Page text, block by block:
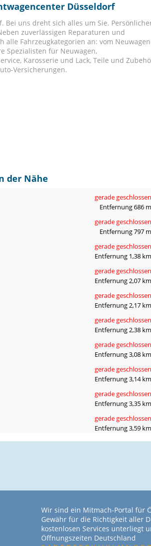
Düsseldorf
Bei uns dreht sich alles um Sie.
zuverlässigen Reparaturen und
Fahrzeugkategorien an: vom Neuwagen
Spezialisten für Neuwagen,
Karosserie und Lack, Teile und
Versicherungen.
der Nähe
gerade geschlossen
Entfernung 686 m
gerade geschlossen
Entfernung 797 m
gerade geschlossen
Entfernung 1,38 km
gerade geschlossen
Entfernung 2,07 km
gerade geschlossen
Entfernung 2,17 km
gerade geschlossen
Entfernung 2,38 km
gerade geschlossen
Entfernung 3,08 km
gerade geschlossen
Entfernung 3,14 km
gerade geschlossen
Entfernung 3,35 km
gerade geschlossen
Entfernung 3,59 km
Wir sind ein Mitmach-Portal für
Gewähr für die Richtigkeit aller
kostenlosen Services unterliegt
Öffnungszeiten Deutschland